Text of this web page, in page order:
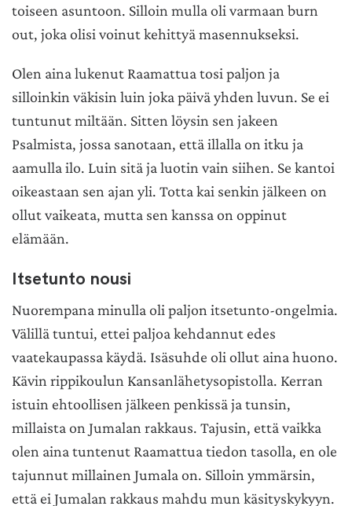
toiseen asuntoon. Silloin mulla oli varmaan burn
out, joka olisi voinut kehittyä masennukseksi.
Olen aina lukenut Raamattua tosi paljon ja
silloinkin väkisin luin joka päivä yhden luvun. Se ei
tuntunut miltään. Sitten löysin sen jakeen
Psalmista, jossa sanotaan, että illalla on itku ja
aamulla ilo. Luin sitä ja luotin vain siihen. Se kantoi
oikeastaan sen ajan yli. Totta kai senkin jälkeen on
ollut vaikeata, mutta sen kanssa on oppinut
elämään.
Itsetunto nousi
Nuorempana minulla oli paljon itsetunto-ongelmia.
Välillä tuntui, ettei paljoa kehdannut edes
vaatekaupassa käydä. Isäsuhde oli ollut aina huono.
Kävin rippikoulun Kansanlähetysopistolla. Kerran
istuin ehtoollisen jälkeen penkissä ja tunsin,
millaista on Jumalan rakkaus. Tajusin, että vaikka
olen aina tuntenut Raamattua tiedon tasolla, en ole
tajunnut millainen Jumala on. Silloin ymmärsin,
että ei Jumalan rakkaus mahdu mun käsityskykyyn.